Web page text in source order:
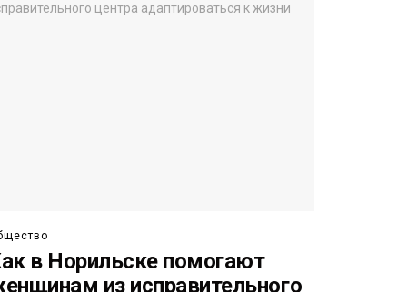
в Норильске помогают
из исправительного